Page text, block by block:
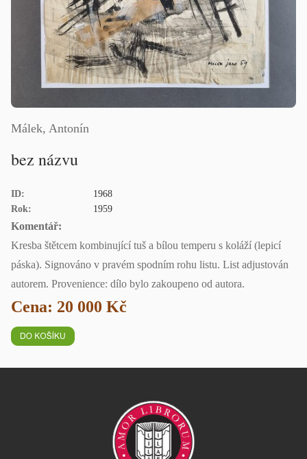
Málek, Antonín
bez názvu
ID:
1968
Rok:
1959
Komentář:
Kresba štětcem kombinující tuš a bílou temperu s koláží (lepicí
páska). Signováno v pravém spodním rohu listu. List adjustován
autorem. Provenience: dílo bylo zakoupeno od autora.
Cena: 20 000 Kč